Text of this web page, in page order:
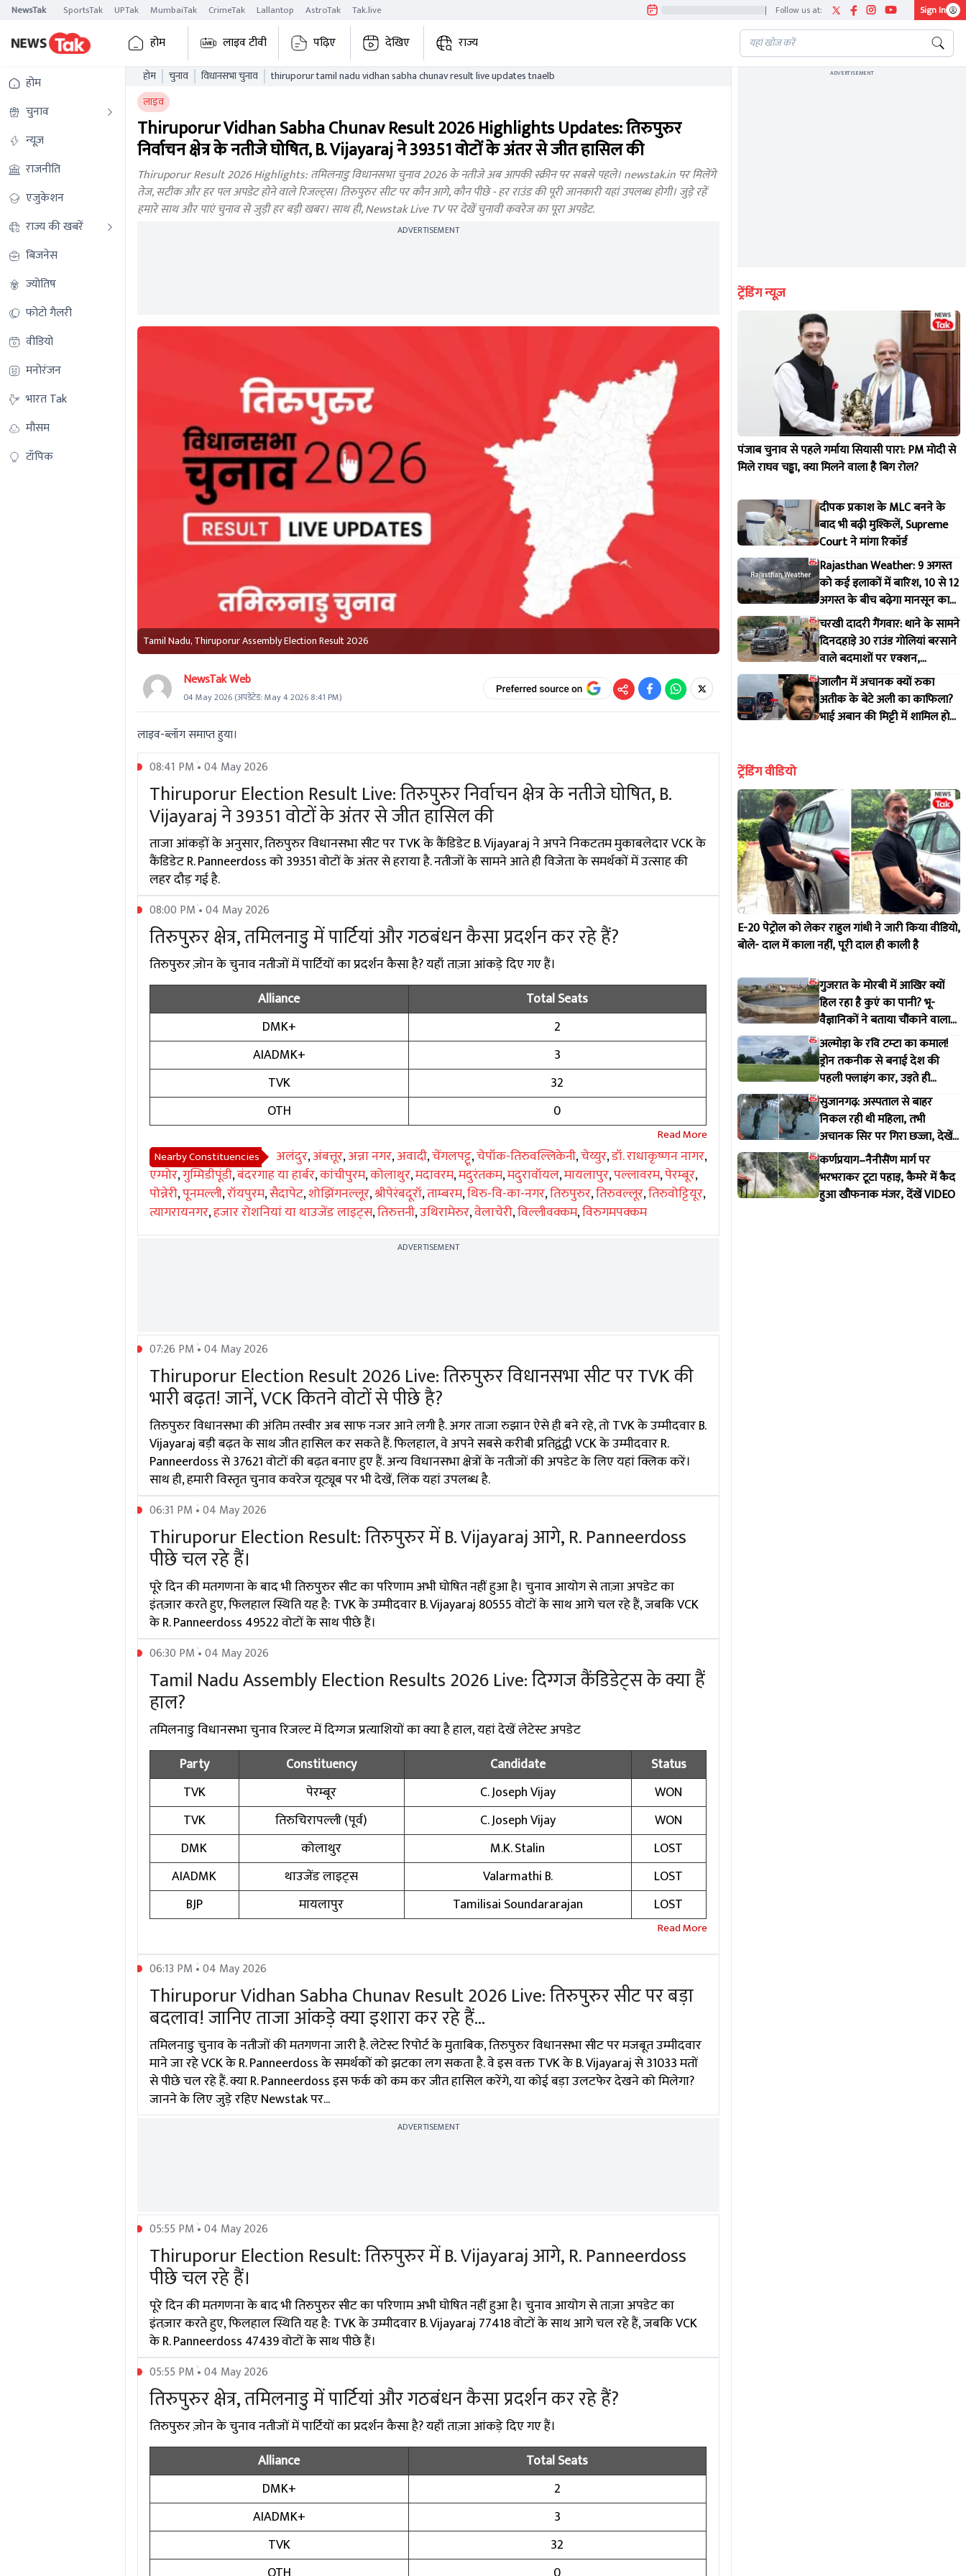
NewsTak SportsTak UPTak MumbaiTak CrimeTak Lallantop AstroTak Tak.live | Follow us at: Sign In
होम लाइव टीवी पढ़िए देखिए राज्य
होम
चुनाव
न्यूज़
राजनीति
एजुकेशन
राज्य की खबरें
बिजनेस
ज्योतिष
फोटो गैलरी
वीडियो
मनोरंजन
भारत Tak
मौसम
टॉपिक
होम चुनाव विधानसभा चुनाव
thiruporur tamil nadu vidhan sabha chunav result live updates tnaelb
लाइव
Thiruporur Vidhan Sabha Chunav Result 2026 Highlights Updates: तिरुपुरुर
निर्वाचन क्षेत्र के नतीजे घोषित, B. Vijayaraj ने 39351 वोटों के अंतर से जीत हासिल की
Thiruporur Result 2026 Highlights: तमिलनाडु विधानसभा चुनाव 2026 के नतीजे अब आपकी स्क्रीन पर सबसे पहले। newstak.in पर मिलेंगे
तेज, सटीक और हर पल अपडेट होने वाले रिजल्ट्स। तिरुपुरुर सीट पर कौन आगे, कौन पीछे - हर राउंड की पूरी जानकारी यहां उपलब्ध होगी। जुड़े रहें
हमारे साथ और पाएं चुनाव से जुड़ी हर बड़ी खबर। साथ ही, Newstak Live TV पर देखें चुनावी कवरेज का पूरा अपडेट.
ADVERTISEMENT
Tamil Nadu, Thiruporur Assembly Election Result 2026
NewsTak Web
04 May 2026(अपडेटेड: May 4 2026 8:41 PM)
लाइव-ब्लॉग समाप्त हुया।
08:41 PM • 04 May 2026
Thiruporur Election Result Live: तिरुपुरुर निर्वाचन क्षेत्र के नतीजे घोषित, B.
Vijayaraj ने 39351 वोटों के अंतर से जीत हासिल की
ताजा आंकड़ों के अनुसार, तिरुपुरुर विधानसभा सीट पर TVK के कैंडिडेट B. Vijayaraj ने अपने निकटतम मुकाबलेदार VCK के
कैंडिडेट R. Panneerdoss को 39351 वोटों के अंतर से हराया है. नतीजों के सामने आते ही विजेता के समर्थकों में उत्साह की
लहर दौड़ गई है.
08:00 PM • 04 May 2026
तिरुपुरुर क्षेत्र, तमिलनाडु में पार्टियां और गठबंधन कैसा प्रदर्शन कर रहे हैं?
तिरुपुरुर ज़ोन के चुनाव नतीजों में पार्टियों का प्रदर्शन कैसा है? यहाँ ताज़ा आंकड़े दिए गए हैं।
Alliance
Total Seats
DMK+
2
AIADMK+
3
TVK
32
OTH
0
Nearby Constituencies अलंदुर,अंबत्तूर,अन्ना नगर,अवादी,चेंगलपट्टू,चेपॉक-तिरुवल्लिकेनी,चेय्युर,डॉ. राधाकृष्णन नागर,
एग्मोर,गुम्मिडीपूंडी,बंदरगाह या हार्बर,कांचीपुरम,कोलाथुर,मदावरम,मदुरंतकम,मदुरावॉयल,मायलापुर,पल्लावरम,पेरम्बूर,
पोन्नेरी,पूनमल्ली,रॉयपुरम,सैदापेट,शोझिंगनल्लूर,श्रीपेरंबदूरॉ,ताम्बरम,थिरु-वि-का-नगर,तिरुपुरुर,तिरुवल्लूर,तिरुवोट्टियूर,
त्यागरायनगर,हजार रोशनियां या थाउजेंड लाइट्स,तिरुत्तनी,उथिरामेरुर,वेलाचेरी,विल्लीवक्कम,विरुगमपक्कम
ADVERTISEMENT
07:26 PM • 04 May 2026
Thiruporur Election Result 2026 Live: तिरुपुरुर विधानसभा सीट पर TVK की
भारी बढ़त! जानें, VCK कितने वोटों से पीछे है?
तिरुपुरुर विधानसभा की अंतिम तस्वीर अब साफ नजर आने लगी है. अगर ताजा रुझान ऐसे ही बने रहे, तो TVK के उम्मीदवार B.
Vijayaraj बड़ी बढ़त के साथ जीत हासिल कर सकते हैं. फिलहाल, वे अपने सबसे करीबी प्रतिद्वंद्वी VCK के उम्मीदवार R.
Panneerdoss से 37621 वोटों की बढ़त बनाए हुए हैं. अन्य विधानसभा क्षेत्रों के नतीजों की अपडेट के लिए यहां क्लिक करें।
साथ ही, हमारी विस्तृत चुनाव कवरेज यूट्यूब पर भी देखें, लिंक यहां उपलब्ध है.
06:31 PM • 04 May 2026
Thiruporur Election Result: तिरुपुरुर में B. Vijayaraj आगे, R. Panneerdoss
पीछे चल रहे हैं।
पूरे दिन की मतगणना के बाद भी तिरुपुरुर सीट का परिणाम अभी घोषित नहीं हुआ है। चुनाव आयोग से ताज़ा अपडेट का
इंतज़ार करते हुए, फिलहाल स्थिति यह है: TVK के उम्मीदवार B. Vijayaraj 80555 वोटों के साथ आगे चल रहे हैं, जबकि VCK
के R. Panneerdoss 49522 वोटों के साथ पीछे हैं।
06:30 PM • 04 May 2026
Tamil Nadu Assembly Election Results 2026 Live: दिग्गज कैंडिडेट्स के क्या हैं
हाल?
तमिलनाडु विधानसभा चुनाव रिजल्ट में दिग्गज प्रत्याशियों का क्या है हाल, यहां देखें लेटेस्ट अपडेट
Party
Constituency Candidate
Status
TVK
पेरम्बूर C. Joseph Vijay
WON
TVK
तिरुचिरापल्ली (पूर्व) C. Joseph Vijay
WON
DMK
कोलाथुर M.K. Stalin
LOST
AIADMK
थाउजेंड लाइट्स Valarmathi B.
LOST
BJP
मायलापुर Tamilisai Soundararajan LOST
06:13 PM • 04 May 2026
Thiruporur Vidhan Sabha Chunav Result 2026 Live: तिरुपुरुर सीट पर बड़ा
बदलाव! जानिए ताजा आंकड़े क्या इशारा कर रहे हैं...
तमिलनाडु चुनाव के नतीजों की मतगणना जारी है. लेटेस्ट रिपोर्ट के मुताबिक, तिरुपुरुर विधानसभा सीट पर मजबूत उम्मीदवार
माने जा रहे VCK के R. Panneerdoss के समर्थकों को झटका लग सकता है. वे इस वक्त TVK के B. Vijayaraj से 31033 मतों
से पीछे चल रहे हैं. क्या R. Panneerdoss इस फर्क को कम कर जीत हासिल करेंगे, या कोई बड़ा उलटफेर देखने को मिलेगा?
जानने के लिए जुड़े रहिए Newstak पर...
ADVERTISEMENT
05:55 PM • 04 May 2026
Thiruporur Election Result: तिरुपुरुर में B. Vijayaraj आगे, R. Panneerdoss
पीछे चल रहे हैं।
पूरे दिन की मतगणना के बाद भी तिरुपुरुर सीट का परिणाम अभी घोषित नहीं हुआ है। चुनाव आयोग से ताज़ा अपडेट का
इंतज़ार करते हुए, फिलहाल स्थिति यह है: TVK के उम्मीदवार B. Vijayaraj 77418 वोटों के साथ आगे चल रहे हैं, जबकि VCK
के R. Panneerdoss 47439 वोटों के साथ पीछे हैं।
05:55 PM • 04 May 2026
तिरुपुरुर क्षेत्र, तमिलनाडु में पार्टियां और गठबंधन कैसा प्रदर्शन कर रहे हैं?
तिरुपुरुर ज़ोन के चुनाव नतीजों में पार्टियों का प्रदर्शन कैसा है? यहाँ ताज़ा आंकड़े दिए गए हैं।
Alliance
Total Seats
DMK+
2
AIADMK+
3
TVK
32
ADVERTISEMENT
ट्रेंडिंग न्यूज़
पंजाब चुनाव से पहले गर्माया सियासी पारा: PM मोदी से
मिले राघव चड्ढा, क्या मिलने वाला है बिग रोल?
दीपक प्रकाश के MLC बनने के
बाद भी बढ़ी मुश्किलें, Supreme
Court ने मांगा रिकॉर्ड
Rajasthan Weather: 9 अगस्त
को कई इलाकों में बारिश, 10 से 12
अगस्त के बीच बढ़ेगा मानसून का
असर
चरखी दादरी गैंगवार: थाने के सामने
दिनदहाड़े 30 राउंड गोलियां बरसाने
वाले बदमाशों पर एक्शन,
एनकाउंटर में पकड़ाया कातिया
जालौन में अचानक क्यों रुका
अतीक के बेटे अली का काफिला?
भाई अबान की मिट्टी में शामिल होने
ट्रेंडिंग वीडियो
E-20 पेट्रोल को लेकर राहुल गांधी ने जारी किया वीडियो,
बोले- दाल में काला नहीं, पूरी दाल ही काली है
गुजरात के मोरबी में आखिर क्यों
हिल रहा है कुएं का पानी? भू-
वैज्ञानिकों ने बताया चौंकाने वाला
सच
अल्मोड़ा के रवि टम्टा का कमाल!
ड्रोन तकनीक से बनाई देश की
पहली फ्लाइंग कार, उड़ते ही
वायरल हुआ वीडियो
सुजानगढ़: अस्पताल से बाहर
निकल रही थी महिला, तभी
अचानक सिर पर गिरा छज्जा, देखें
VIDEO
कर्णप्रयाग–नैनीसैंण मार्ग पर
भरभराकर टूटा पहाड़, कैमरे में कैद
हुआ खौफनाक मंजर, देंखें VIDEO